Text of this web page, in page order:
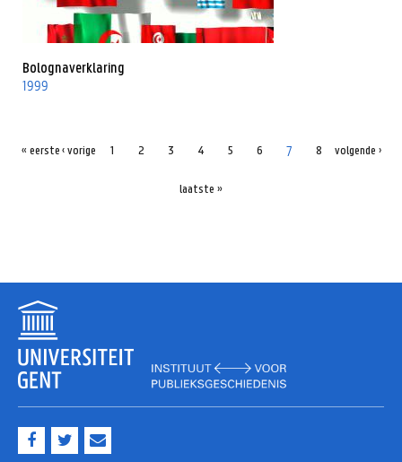
Bolognaverklaring
1999
« eerste ‹ vorige 1 2 3 4 5 6 7 8 volgende ›
laatste »